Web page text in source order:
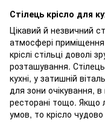
Стілець крісло для
Цікавий й незвичний
атмосфері
кріслі стільці доволі
розташування.
кухні, у затишній
для зони очікування,
ресторані тощо. Якщо
умов, то крісло чудово